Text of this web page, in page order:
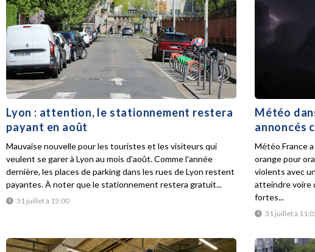
Lyon : attention, le stationnement restera
payant en août
31 juillet à 15:00
Mauvaise nouvelle pour les touristes et les visiteurs qui
veulent se garer à Lyon au mois d'août. Comme l'année
dernière, les places de parking dans les rues de Lyon restent
payantes. À noter que le stationnement restera gratuit...
Météo
annoncés
31 juillet à
Météo France
orange pour
violents avec
atteindre voire
fortes...